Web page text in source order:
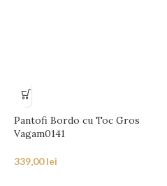
Pantofi Bordo cu Toc Gros
Vagam0141
339,00lei